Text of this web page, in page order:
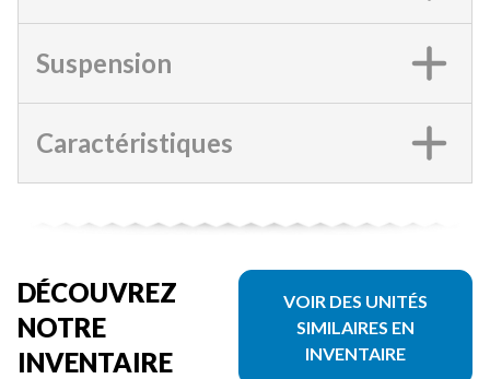
Suspension
Caractéristiques
DÉCOUVREZ
NOTRE
INVENTAIRE
VOIR DES UNITÉS
SIMILAIRES EN
INVENTAIRE